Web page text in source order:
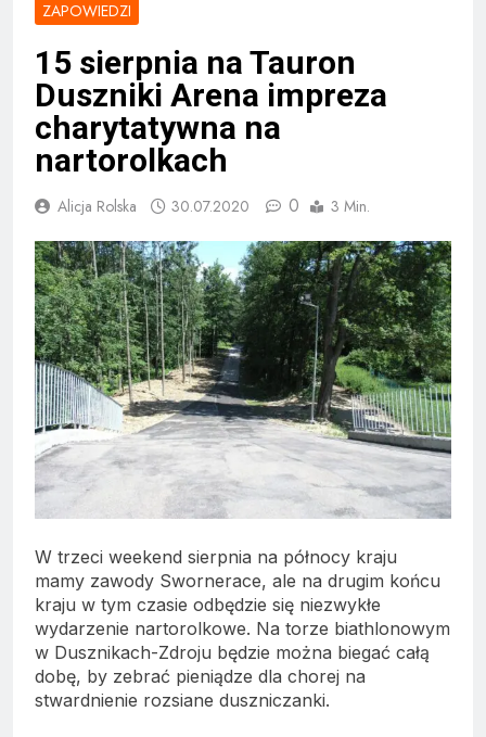
ZAPOWIEDZI
15 sierpnia na Tauron
Duszniki Arena impreza
charytatywna na
nartorolkach
Alicja Rolska 30.07.2020 0 3 Min.
W trzeci weekend sierpnia na północy kraju
mamy zawody Swornerace, ale na drugim końcu
kraju w tym czasie odbędzie się niezwykłe
wydarzenie nartorolkowe. Na torze biathlonowym
w Dusznikach-Zdroju będzie można biegać całą
dobę, by zebrać pieniądze dla chorej na
stwardnienie rozsiane duszniczanki.